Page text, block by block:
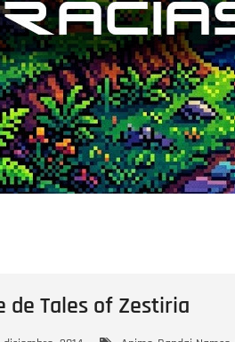
de Tales of Zestiria